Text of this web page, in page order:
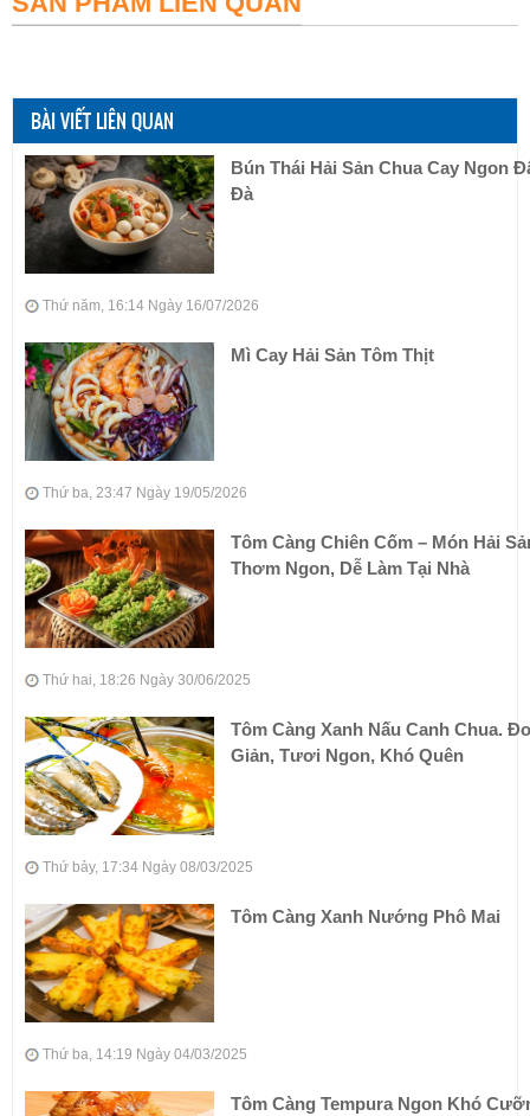
BÀI VIẾT LIÊN QUAN
Bún Thái Hải Sản Chua Cay Ngon
Đà
Thứ năm, 16:14 Ngày 16/07/2026
Mì Cay Hải Sản Tôm Thịt
Thứ ba, 23:47 Ngày 19/05/2026
Tôm Càng Chiên Cốm – Món Hải
Thơm Ngon, Dễ Làm Tại Nhà
Thứ hai, 18:26 Ngày 30/06/2025
Tôm Càng Xanh Nấu Canh Chua.
Giản, Tươi Ngon, Khó Quên
Thứ bảy, 17:34 Ngày 08/03/2025
Tôm Càng Xanh Nướng Phô Mai
Thứ ba, 14:19 Ngày 04/03/2025
Tôm Càng Tempura Ngon Khó